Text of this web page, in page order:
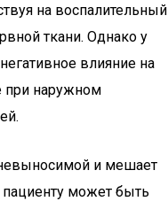
на воспалительный
ткани. Однако у
влияние на
при наружном
и мешает
может быть